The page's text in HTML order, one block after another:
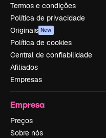
Termos e condições
Política de privacidade
Originais New
Política de cookies
Central de confiabilidade
Afiliados
Empresas
Empresa
Preços
Sobre nós